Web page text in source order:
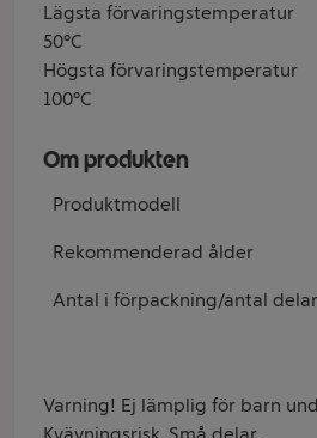
Lägsta förvaringstemperatur
50°C
Högsta förvaringstemperatur
100°C
Om produkten
Produktmodell
Rekommenderad ålder
Antal i förpackning/antal delar
Varning! Ej lämplig för barn